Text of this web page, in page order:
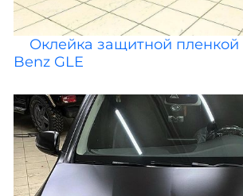
Оклейка защитной пленкой
Benz GLE